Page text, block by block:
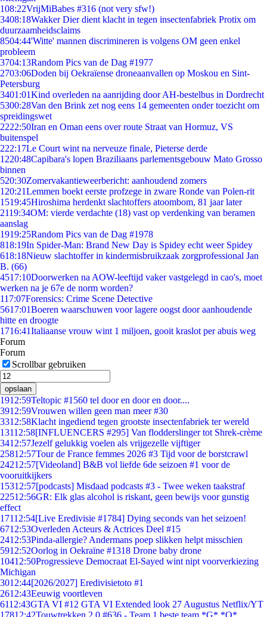
108:22VrijMiBabes #316 (not very sfw!)
3408:18Wakker Dier dient klacht in tegen insectenfabriek Protix om
duurzaamheidsclaims
8504:44'Witte' mannen discrimineren is volgens OM geen enkel
probleem
3704:13Random Pics van de Dag #1977
2703:06Doden bij Oekraïense droneaanvallen op Moskou en Sint-
Petersburg
3401:01Kind overleden na aanrijding door AH-bestelbus in Dordrecht
5300:28Van den Brink zet nog eens 14 gemeenten onder toezicht om
spreidingswet
2222:50Iran en Oman eens over route Straat van Hormuz, VS
buitenspel
222:17Le Court wint na nerveuze finale, Pieterse derde
1220:48Capibara's lopen Braziliaans parlementsgebouw Mato Grosso
binnen
520:30Zomervakantieweerbericht: aanhoudend zomers
1 20:21Lemmen boekt eerste profzege in zware Ronde van Polen-rit
1519:45Hiroshima herdenkt slachtoffers atoombom, 81 jaar later
2119:34OM: vierde verdachte (18) vast op verdenking van beramen
aanslag
1919:25Random Pics van de Dag #1978
818:19In Spider-Man: Brand New Day is Spidey echt weer Spidey
618:18Nieuw slachtoffer in kindermisbruikzaak zorgprofessional Jan
B. (66)
4517:10Doorwerken na AOW-leeftijd vaker vastgelegd in cao's, moet
werken na je 67e de norm worden?
117:07Forensics: Crime Scene Detective
5617:01Boeren waarschuwen voor lagere oogst door aanhoudende
hitte en droogte
1716:41Italiaanse vrouw wint 1 miljoen, gooit kraslot per abuis weg
Forum
Forum
Scrollbar gebruiken
opslaan
1912:59Teltopic #1560 tel door en door en door....
3912:59Vrouwen willen geen man meer #30
3312:58Klacht ingediend tegen grootste insectenfabriek ter wereld
13112:58[INFLUENCERS #295] Van flodderslinger tot Shrek-crème
3412:57Jezelf gelukkig voelen als vrijgezelle vijftiger
25812:57Tour de France femmes 2026 #3 Tijd voor de borstcrawl
24212:57[Videoland] B&B vol liefde 6de seizoen #1 voor de
vooruitkijkers
15312:57[podcasts] Misdaad podcasts #3 - Twee weken taakstraf
22512:56GR: Elk glas alcohol is riskant, geen bewijs voor gunstig
effect
17112:54[Live Eredivisie #1784] Dying seconds van het seizoen!
6712:53Overleden Acteurs & Actrices Deel #15
2412:53Pinda-allergie? Andermans poep slikken helpt misschien
5912:52Oorlog in Oekraïne #1318 Drone baby drone
10412:50Progressieve Democraat El-Sayed wint nipt voorverkiezing
Michigan
3012:44[2026/2027] Eredivisietoto #1
2612:43Eeuwig voortleven
6112:43GTA VI #12 GTA VI Extended look 27 Augustus Netflix/YT
17812:42Touwtrekken 2.0 #636 - Team 1 beste team *G* *O*